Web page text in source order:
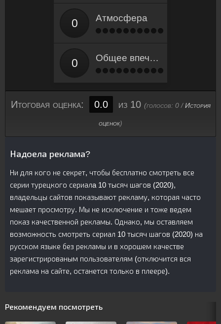
Атмосфера
Общее впечатление
Итоговая оценка: 0.0 из 10 (голосов: 0/История
оценок)
Надоела реклама?
Ни для кого не секрет, чтобы бесплатно смотреть все
серии турецкого сериалa 10 тысяч шагов (2020),
владельцы сайтов показывают рекламу, которая часто
мешает просмотру. Мы не исключение и тоже ведем
показ качественной рекламы. Однако, мы оставляем
возможность смотреть сериал 10 тысяч шагов (2020) на
русском языке без рекламы и в хорошем качестве
зарегистрированым пользователям (отключится вся
реклама на сайте, останется только в плеере).
Рекомендуем посмотреть